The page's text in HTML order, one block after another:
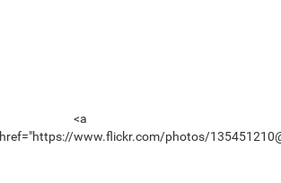
<a
href="https://www.flickr.com/photos/